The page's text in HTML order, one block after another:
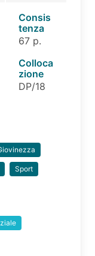
Consis
tenza
67 p.
Colloca
zione
DP/18
Sport